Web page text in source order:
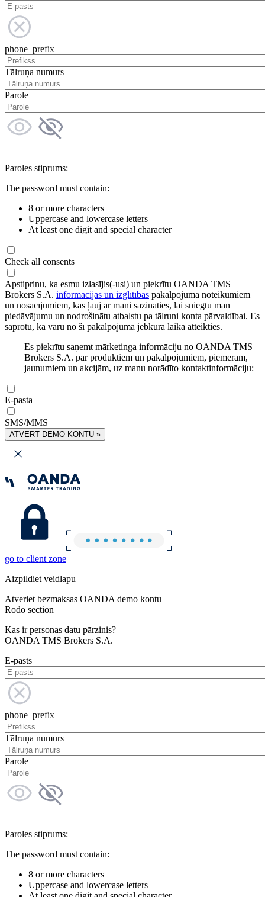
phone_prefix
Tālruņa numurs
Parole
Paroles stiprums:
The password must contain:
8 or more characters
Uppercase and lowercase letters
At least one digit and special character
Check all consents
Apstiprinu, ka esmu izlasījis(-usi) un piekrītu OANDA TMS
Brokers S.A. informācijas un izglītības pakalpojuma noteikumiem
un nosacījumiem, kas ļauj ar mani sazināties, lai sniegtu man
piedāvājumu un nodrošinātu atbalstu pa tālruni konta pārvaldībai. Es
saprotu, ka varu no šī pakalpojuma jebkurā laikā atteikties.
Es piekrītu saņemt mārketinga informāciju no OANDA TMS
Brokers S.A. par produktiem un pakalpojumiem, piemēram,
jaunumiem un akcijām, uz manu norādīto kontaktinformāciju:
E-pasta
SMS/MMS
ATVĒRT DEMO KONTU »
go to client zone
Aizpildiet veidlapu
Atveriet bezmaksas OANDA demo kontu
Rodo section
Kas ir personas datu pārzinis?
OANDA TMS Brokers S.A.
E-pasts
phone_prefix
Tālruņa numurs
Parole
Paroles stiprums:
The password must contain:
8 or more characters
Uppercase and lowercase letters